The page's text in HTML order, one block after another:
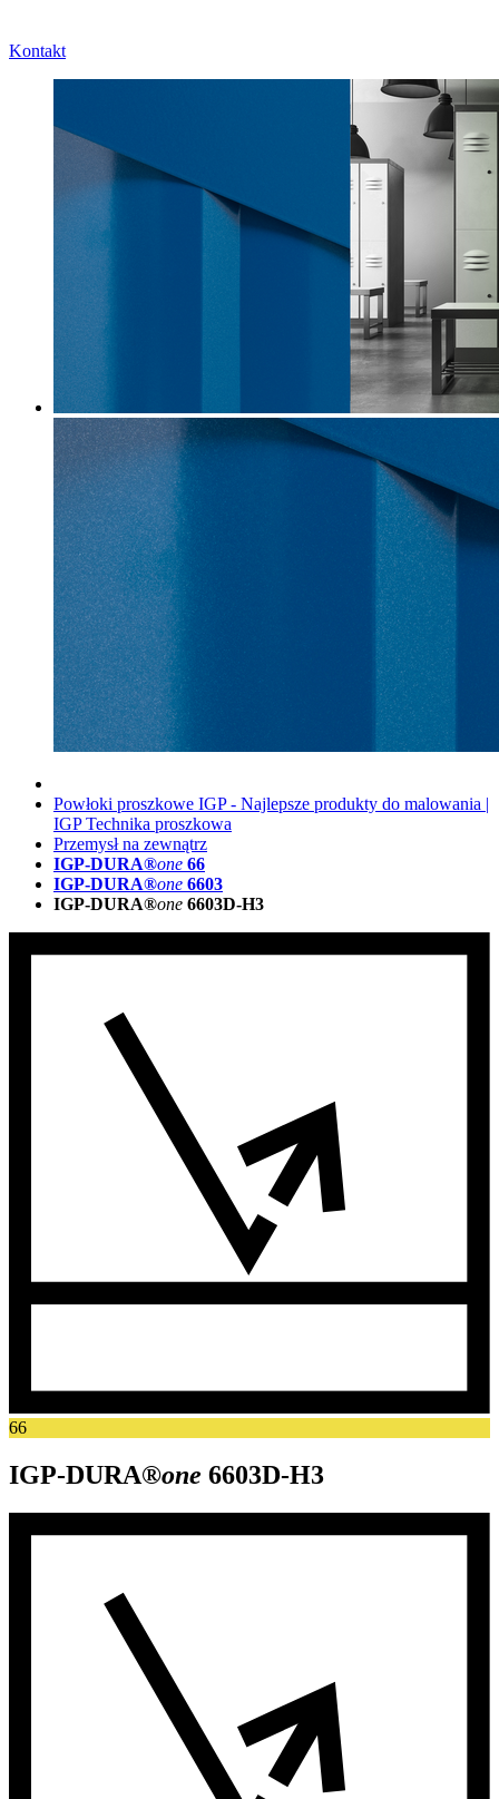
Kontakt
Powłoki proszkowe IGP - Najlepsze produkty do malowania |
IGP Technika proszkowa
Przemysł na zewnątrz
IGP-DURA®one 66
IGP-DURA®one 6603
IGP-DURA®one 6603D-H3
66
IGP-DURA®one 6603D-H3